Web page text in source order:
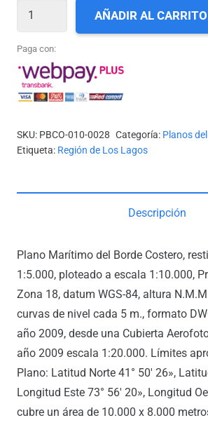
COCOTUÉ
A
ESTERO
QUETALMAHUE
AÑADIR AL CARRITO
Paga con:
SKU: PBCO-010-0028 Categoría: Planos
Etiqueta: Región de Los Lagos
Descripción
Plano Marítimo del Borde Costero,
1:5.000, ploteado a escala 1:10.000,
Zona 18, datum WGS-84, altura
curvas de nivel cada 5 m., formato
año 2009, desde una Cubierta
año 2009 escala 1:20.000. Límites
Plano: Latitud Norte 41° 50′ 26»,
Longitud Este 73° 56′ 20», Longitud
cubre un área de 10.000 x 8.000